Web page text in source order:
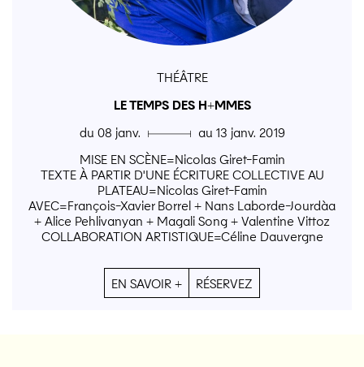
THÉÂTRE
LE TEMPS DES H+MMES
du 08 janv. ▄ au 13 janv. 2019
MISE EN SCÈNE=Nicolas Giret-Famin
TEXTE À PARTIR D'UNE ÉCRITURE COLLECTIVE AU
PLATEAU=Nicolas Giret-Famin
AVEC=François-Xavier Borrel + Nans Laborde-Jourdàa
+ Alice Pehlivanyan + Magali Song + Valentine Vittoz
COLLABORATION ARTISTIQUE=Céline Dauvergne
EN SAVOIR + RÉSERVEZ